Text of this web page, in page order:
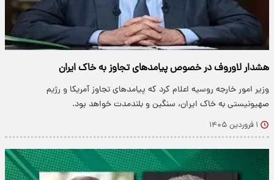
هشدار لاوروف در خصوص پیامدهای تجاوز به خاک ایران
وزیر امور خارجه روسیه اعلام کرد که پیامدهای تجاوز آمریکا و رژیم
صهیونیستی به خاک ایران، سنگین و بلندمدت خواهد بود.
۱ فروردین ۱۴۰۵